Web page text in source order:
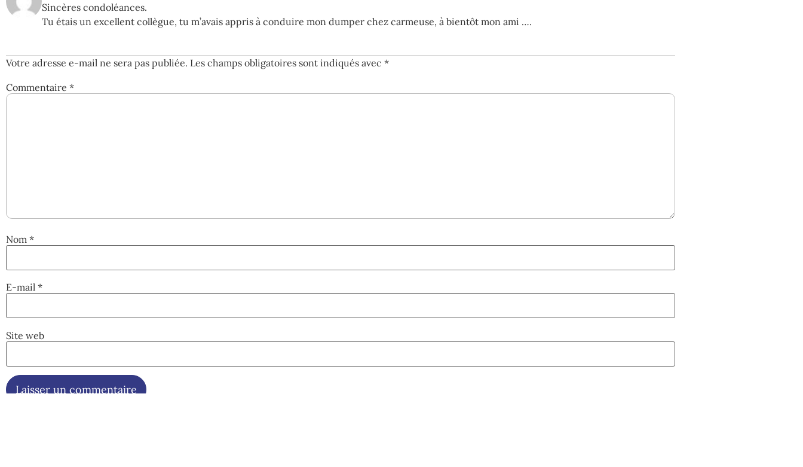
Sincères condoléances.
Tu étais un excellent collègue, tu m’avais appris à conduire mon dumper chez carmeuse, à bientôt mon ami ….
Votre adresse e-mail ne sera pas publiée. Les champs obligatoires sont indiqués avec *
Commentaire *
Nom *
E-mail *
Site web